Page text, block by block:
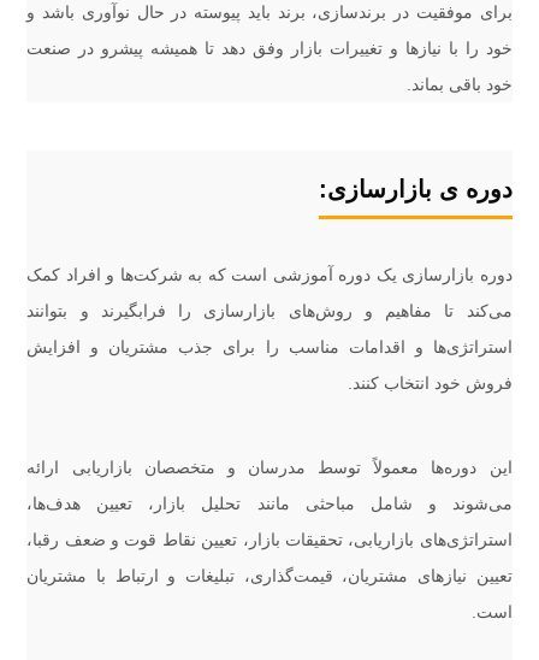
برای موفقیت در برندسازی، برند باید پیوسته در حال نوآوری باشد و
خود را با نیازها و تغییرات بازار وفق دهد تا همیشه پیشرو در صنعت
خود باقی بماند.
دوره ی بازارسازی:
دوره بازارسازی یک دوره آموزشی است که به شرکت‌ها و افراد کمک
می‌کند تا مفاهیم و روش‌های بازارسازی را فرابگیرند و بتوانند
استراتژی‌ها و اقدامات مناسب را برای جذب مشتریان و افزایش
فروش خود انتخاب کنند.
این دوره‌ها معمولاً توسط مدرسان و متخصصان بازاریابی ارائه
می‌شوند و شامل مباحثی مانند تحلیل بازار، تعیین هدف‌ها،
استراتژی‌های بازاریابی، تحقیقات بازار، تعیین نقاط قوت و ضعف رقبا،
تعیین نیازهای مشتریان، قیمت‌گذاری، تبلیغات و ارتباط با مشتریان
است.